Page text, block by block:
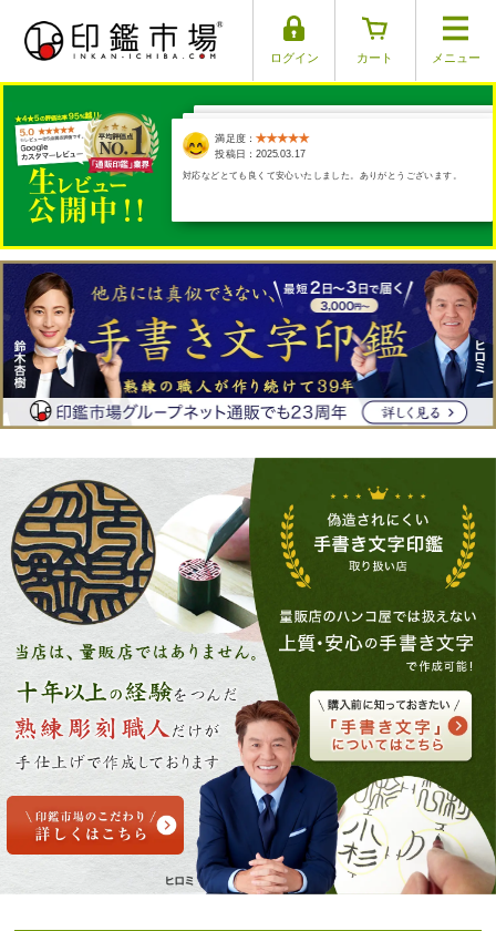
ログイン カート メニュー
満足度：
投稿日：2025.03.29
手彫りをお願いしたのですが、商品の出来上がりも発送もとても早く
て本当に助かりました。ありがとうございます。
満足度：
投稿日：2025.03.30
満足度：
投稿日：2025.04.01
満足度：
投稿日：2025.03.26
満足度：
投稿日：2025.03.17
対応などとても良くて安心いたしました。ありがとうございます。